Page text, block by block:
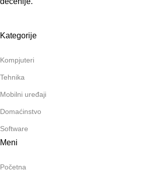
Kategorije
Kompjuteri
Tehnika
Mobilni uređaji
Domaćinstvo
Software
Meni
Početna